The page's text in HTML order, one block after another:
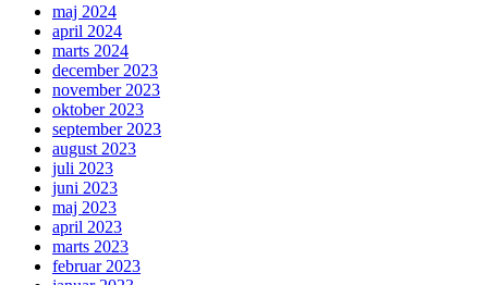
maj 2024
april 2024
marts 2024
december 2023
november 2023
oktober 2023
september 2023
august 2023
juli 2023
juni 2023
maj 2023
april 2023
marts 2023
februar 2023